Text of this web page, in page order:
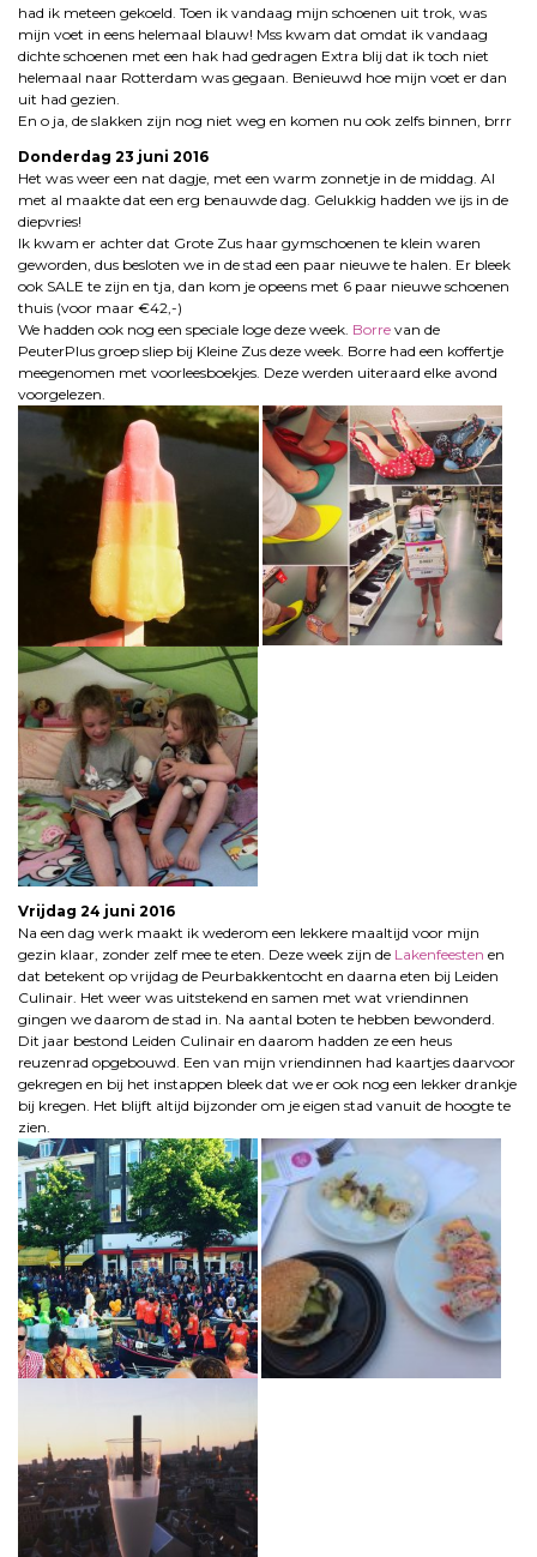
had ik meteen gekoeld. Toen ik vandaag mijn schoenen uit trok, was
mijn voet in eens helemaal blauw! Mss kwam dat omdat ik vandaag
dichte schoenen met een hak had gedragen Extra blij dat ik toch niet
helemaal naar Rotterdam was gegaan. Benieuwd hoe mijn voet er dan
uit had gezien.
En o ja, de slakken zijn nog niet weg en komen nu ook zelfs binnen, brrr
Donderdag 23 juni 2016
Het was weer een nat dagje, met een warm zonnetje in de middag. Al
met al maakte dat een erg benauwde dag. Gelukkig hadden we ijs in de
diepvries!
Ik kwam er achter dat Grote Zus haar gymschoenen te klein waren
geworden, dus besloten we in de stad een paar nieuwe te halen. Er bleek
ook SALE te zijn en tja, dan kom je opeens met 6 paar nieuwe schoenen
thuis (voor maar €42,-)
We hadden ook nog een speciale loge deze week. Borre van de
PeuterPlus groep sliep bij Kleine Zus deze week. Borre had een koffertje
meegenomen met voorleesboekjes. Deze werden uiteraard elke avond
voorgelezen.
Vrijdag 24 juni 2016
Na een dag werk maakt ik wederom een lekkere maaltijd voor mijn
gezin klaar, zonder zelf mee te eten. Deze week zijn de Lakenfeesten en
dat betekent op vrijdag de Peurbakkentocht en daarna eten bij Leiden
Culinair. Het weer was uitstekend en samen met wat vriendinnen
gingen we daarom de stad in. Na aantal boten te hebben bewonderd.
Dit jaar bestond Leiden Culinair en daarom hadden ze een heus
reuzenrad opgebouwd. Een van mijn vriendinnen had kaartjes daarvoor
gekregen en bij het instappen bleek dat we er ook nog een lekker drankje
bij kregen. Het blijft altijd bijzonder om je eigen stad vanuit de hoogte te
zien.